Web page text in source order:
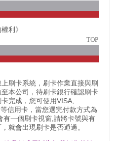
利》
TOP
刷卡系統，刷卡作業直接與刷
本公司，待刷卡銀行確認刷卡
完成，您可使用VISA,
信用卡，當您選完付款方式為
有一個刷卡視窗,請將卡號與有
就會出現刷卡是否通過。